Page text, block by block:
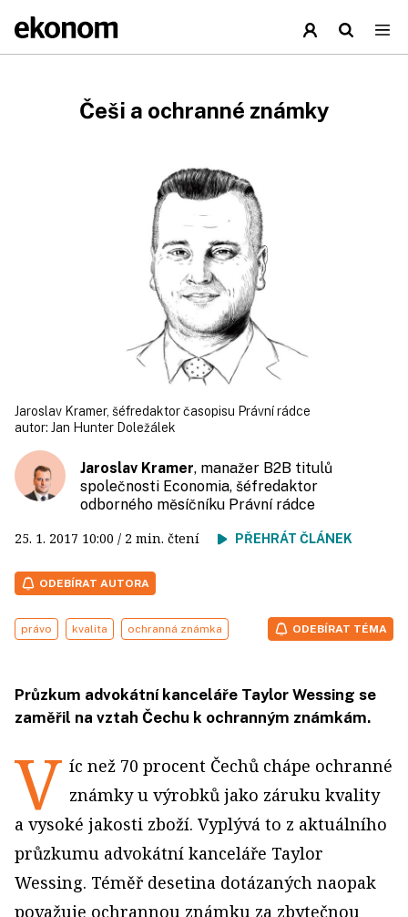
Češi a ochranné známky
Jaroslav Kramer, šéfredaktor časopisu Právní rádce
autor: Jan Hunter Doležálek
Jaroslav Kramer, manažer B2B titulů
společnosti Economia, šéfredaktor
odborného měsíčníku Právní rádce
25. 1. 2017 10:00 / 2 min. čtení PŘEHRÁT ČLÁNEK
ODEBÍRAT AUTORA
právo kvalita ochranná známka ODEBÍRAT TÉMA
Průzkum advokátní kanceláře Taylor Wessing se
zaměřil na vztah Čechu k ochranným známkám.
V íc než 70 procent Čechů chápe ochranné
známky u výrobků jako záruku kvality
a vysoké jakosti zboží. Vyplývá to z aktuálního
průzkumu advokátní kanceláře Taylor
Wessing. Téměř desetina dotázaných naopak
považuje ochrannou známku za zbytečnou